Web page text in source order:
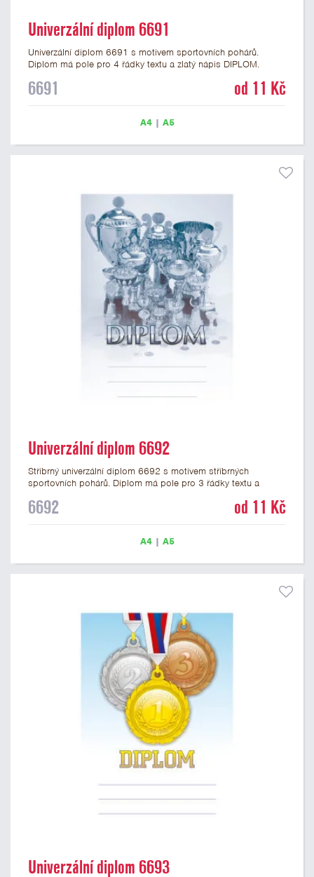
Univerzální diplom 6691
Univerzální diplom 6691 s motivem sportovních pohárů.
Diplom má pole pro 4 řádky textu a zlatý nápis DIPLOM.
univerzální diplom je vhodný pro většinu událostí, ke kterým by
6691 od 11 Kč
A4| A5
Univerzální diplom 6692
Stříbrný univerzální diplom 6692 s motivem stříbrných
sportovních pohárů. Diplom má pole pro 3 řádky textu a
formátu A4 a A5. Tento univerzální diplom je vhodný pro
motivem pohárů má gramáž 250 g/m2.
6692 od 11 Kč
A4| A5
Univerzální diplom 6693